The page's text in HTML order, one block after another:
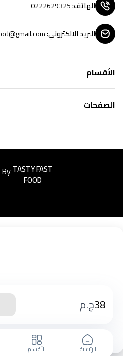
38ج.م
الرئيسية الأقسام
الهاتف:
0222629325
البريد الالكتروني:
الأقسام
الصفحات
Easyorders